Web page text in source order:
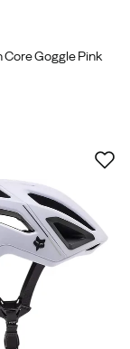
Core Goggle Pink